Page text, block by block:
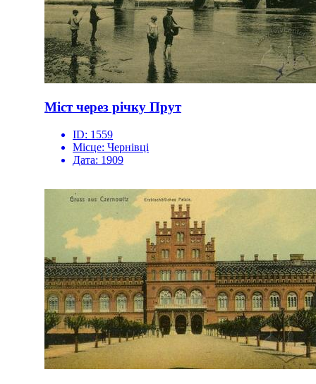
Міст через річку Прут
ID: 1559
Місце: Чернівці
Дата: 1909